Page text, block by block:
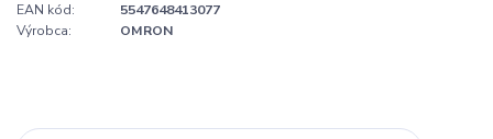
EAN kód:
5547648413077
Výrobca:
OMRON